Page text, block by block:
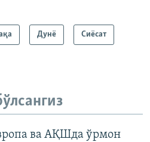
Дунë Сиёсат
ва АҚШда ўрмон